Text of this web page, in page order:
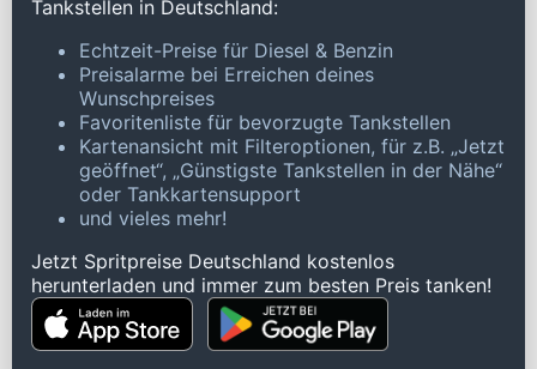
Tankstellen in Deutschland:
Echtzeit-Preise für Diesel & Benzin
Preisalarme bei Erreichen deines
Wunschpreises
Favoritenliste für bevorzugte Tankstellen
Kartenansicht mit Filteroptionen, für z.B. „Jetzt
geöffnet“, „Günstigste Tankstellen in der Nähe“
oder Tankkartensupport
und vieles mehr!
Jetzt Spritpreise Deutschland kostenlos
herunterladen und immer zum besten Preis tanken!